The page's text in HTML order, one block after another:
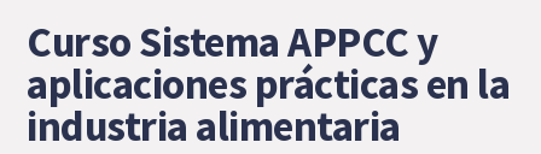
Curso Sistema APPCC y
aplicaciones prácticas en la
industria alimentaria